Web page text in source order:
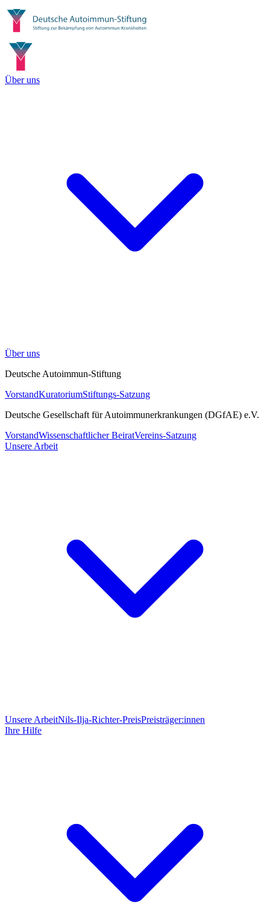
Über uns
Über uns
Deutsche Autoimmun-Stiftung
VorstandKuratoriumStiftungs-Satzung
Deutsche Gesellschaft für Autoimmunerkrankungen (DGfAE) e.V.
VorstandWissenschaftlicher BeiratVereins-Satzung
Unsere Arbeit
Unsere ArbeitNils-Ilja-Richter-PreisPreisträger:innen
Ihre Hilfe